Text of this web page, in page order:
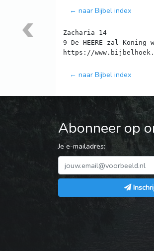
← naar Bijbel index
Zacharia 14
9 De HEERE zal
← naar Bijbel index
Abonneer op
Je e-mailadres: